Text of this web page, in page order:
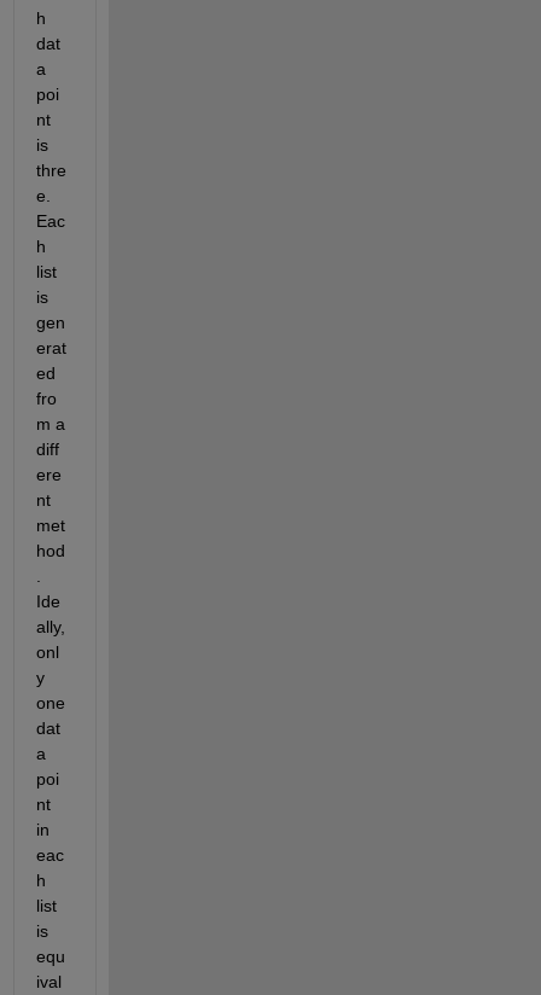
h
dat
a
poi
nt
is
thre
e.
Eac
h
list
is
gen
erat
ed
fro
m a
diff
ere
nt
met
hod
Ide
ally,
onl
y
one
dat
a
poi
nt
in
eac
h
list
is
equ
ival